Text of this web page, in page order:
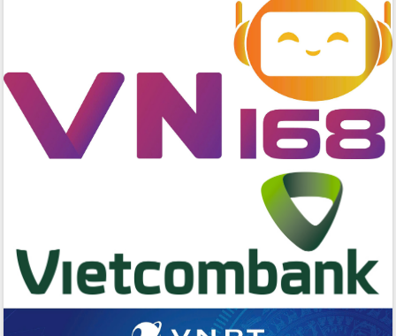
Đắk Lắk nỗ lực thúc đẩy tăng trưởng
kinh tế từ 10% trở lên trong Quý
II/2026
Đắk Lắk ký kết thỏa thuận hợp tác về
chuyển đổi số giai đoạn 2026 – 2030
cho trạm y tế cấp xã
Du lịch Đắk Lắk nâng tầm trải nghiệm
du khách thông qua Hệ thống cơ sở dữ